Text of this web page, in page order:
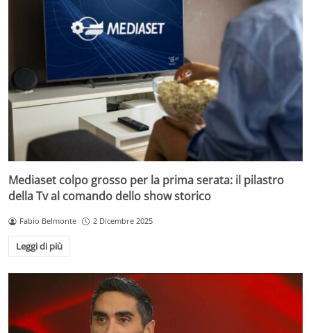
Mediaset colpo grosso per la prima serata: il pilastro
della Tv al comando dello show storico
Fabio Belmonte 2 Dicembre 2025
Leggi di più